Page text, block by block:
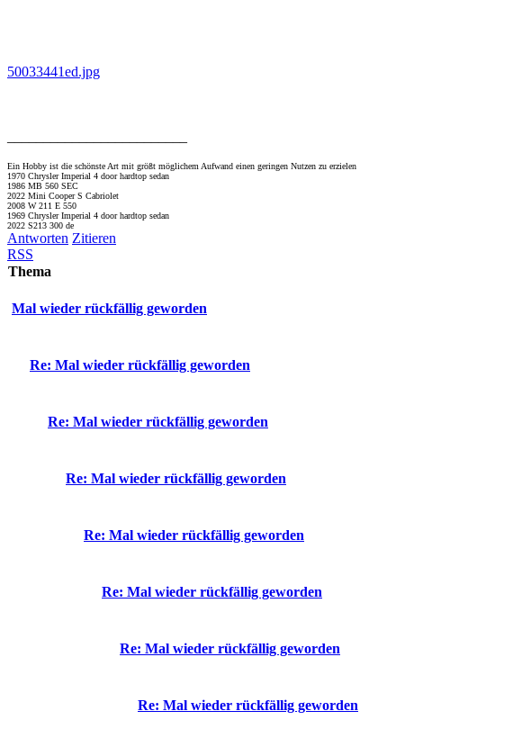
50033441ed.jpg
Ein Hobby ist die schönste Art mit größt möglichem Aufwand einen geringen Nutzen zu erzielen
1970 Chrysler Imperial 4 door hardtop sedan
1986 MB 560 SEC
2022 Mini Cooper S Cabriolet
2008 W 211 E 550
1969 Chrysler Imperial 4 door hardtop sedan
2022 S213 300 de
Antworten Zitieren
RSS
Thema
Mal wieder rückfällig geworden
Re: Mal wieder rückfällig geworden
Re: Mal wieder rückfällig geworden
Re: Mal wieder rückfällig geworden
Re: Mal wieder rückfällig geworden
Re: Mal wieder rückfällig geworden
Re: Mal wieder rückfällig geworden
Re: Mal wieder rückfällig geworden